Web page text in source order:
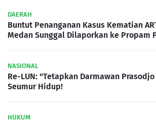
DAERAH
Buntut Penanganan Kasus Kematian
Medan Sunggal Dilaporkan ke Propam
NASIONAL
Re-LUN: "Tetapkan Darmawan
Seumur Hidup!
HUKUM